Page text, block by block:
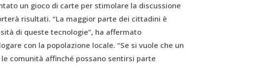
un gioco di carte per stimolare la discussione
risultati. “La maggior parte dei cittadini è
di queste tecnologie”, ha affermato
con la popolazione locale. “Se si vuole che un
comunità affinché possano sentirsi parte